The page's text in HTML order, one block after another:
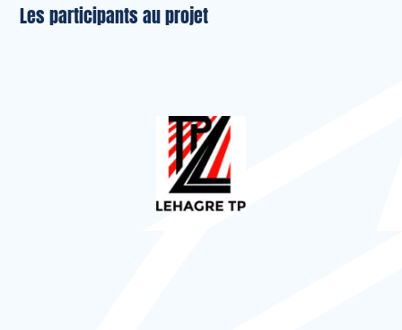
Les participants au projet